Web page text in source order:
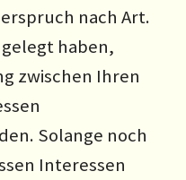
nach Art.
haben,
zwischen Ihren
Solange noch
Interessen